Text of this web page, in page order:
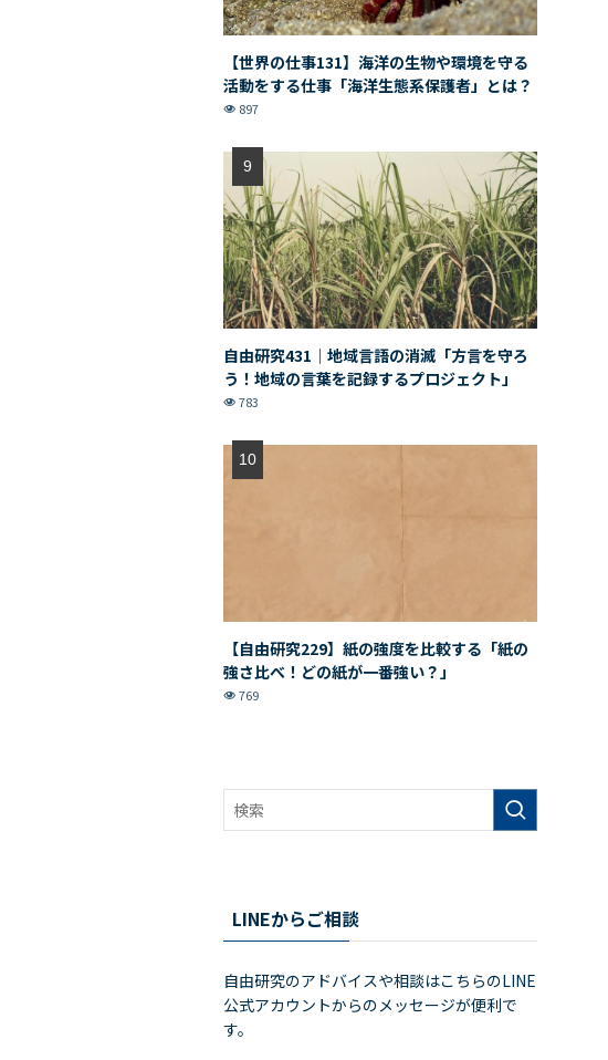
【世界の仕事131】海洋の生物や環境を守る
活動をする仕事「海洋生態系保護者」とは？
897
自由研究431｜地域言語の消滅「方言を守ろ
う！地域の言葉を記録するプロジェクト」
783
【自由研究229】紙の強度を比較する「紙の
強さ比べ！どの紙が一番強い？」
769
LINEからご相談
自由研究のアドバイスや相談はこちらのLINE
公式アカウントからのメッセージが便利で
す。